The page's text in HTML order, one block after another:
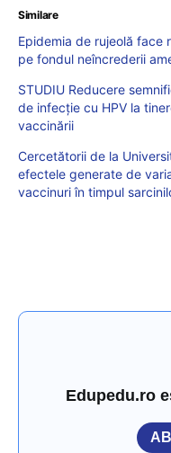
Similare
Epidemia de rujeolă face
pe fondul neîncrederii
STUDIU Reducere
de infecţie cu HPV la
vaccinării
Cercetătorii de la
efectele generate de
vaccinuri în timpul
Edupedu.ro